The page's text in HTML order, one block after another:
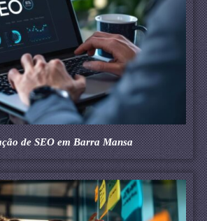
de SEO em Barra Mansa